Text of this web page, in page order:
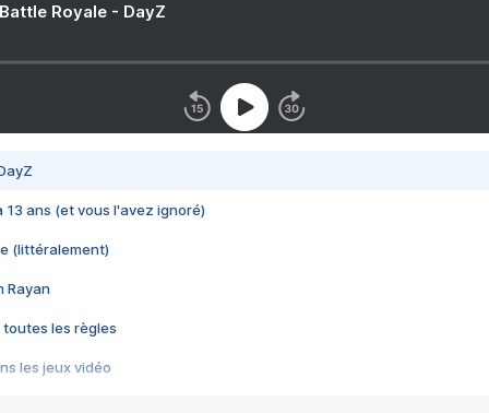
Royale - DayZ
13 ans (et vous l'avez ignoré)
(littéralement)
Rayan
toutes les règles
les jeux vidéo